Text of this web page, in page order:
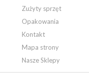
Zużyty sprzęt
Opakowania
Kontakt
Mapa strony
Nasze Sklepy